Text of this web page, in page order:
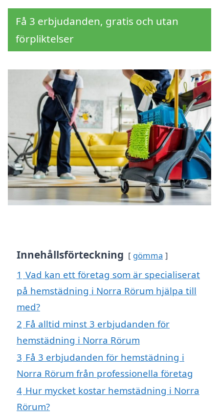
Få 3 erbjudanden, gratis och utan
förpliktelser
Innehållsförteckning gömma
1 Vad kan ett företag som är specialiserat
på hemstädning i Norra Rörum hjälpa till
med?
2 Få alltid minst 3 erbjudanden för
hemstädning i Norra Rörum
3 Få 3 erbjudanden för hemstädning i
Norra Rörum från professionella företag
4 Hur mycket kostar hemstädning i Norra
Rörum?